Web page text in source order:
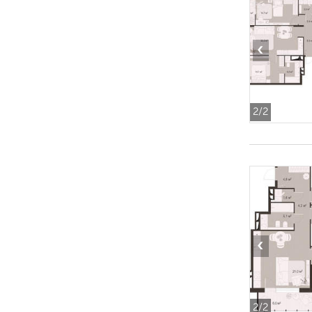
2/2
‹
2/2
‹